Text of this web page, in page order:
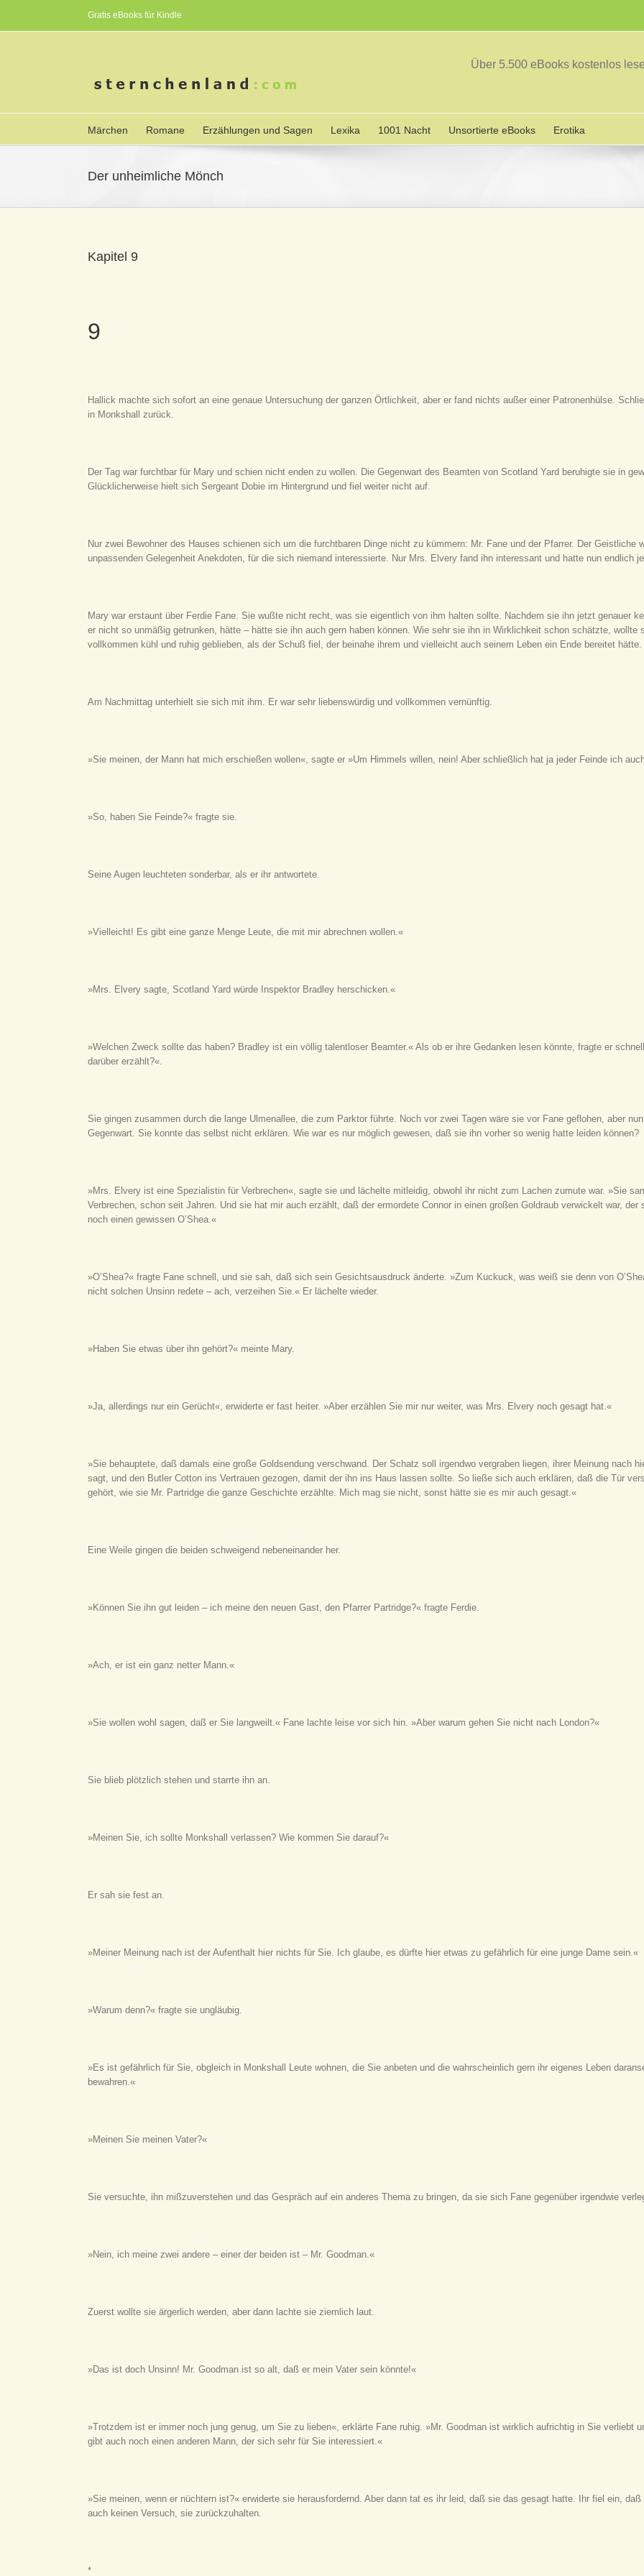
Gratis eBooks für Kindle
Über 5.500 eBooks kostenlos
Märchen Romane Erzählungen und Sagen Lexika 1001 Nacht Unsortierte eBooks Erotika
Der unheimliche Mönch
Kapitel 9
9
Hallick machte sich sofort an eine genaue Untersuchung der ganzen Örtlichkeit, aber er fand nichts außer einer Patronenhülse.
in Monkshall zurück.
Der Tag war furchtbar für Mary und schien nicht enden zu wollen. Die Gegenwart des Beamten von Scotland Yard beruhigte sie in
Glücklicherweise hielt sich Sergeant Dobie im Hintergrund und fiel weiter nicht auf.
Nur zwei Bewohner des Hauses schienen sich um die furchtbaren Dinge nicht zu kümmern: Mr. Fane und der Pfarrer. Der Geistliche
unpassenden Gelegenheit Anekdoten, für die sich niemand interessierte. Nur Mrs. Elvery fand ihn interessant und hatte nun endlich
Mary war erstaunt über Ferdie Fane. Sie wußte nicht recht, was sie eigentlich von ihm halten sollte. Nachdem sie ihn jetzt genauer
er nicht so unmäßig getrunken, hätte – hätte sie ihn auch gern haben können. Wie sehr sie ihn in Wirklichkeit schon schätzte,
vollkommen kühl und ruhig geblieben, als der Schuß fiel, der beinahe ihrem und vielleicht auch seinem Leben ein Ende bereitet hätte.
Am Nachmittag unterhielt sie sich mit ihm. Er war sehr liebenswürdig und vollkommen vernünftig.
»Sie meinen, der Mann hat mich erschießen wollen«, sagte er »Um Himmels willen, nein! Aber schließlich hat ja jeder Feinde ich
»So, haben Sie Feinde?« fragte sie.
Seine Augen leuchteten sonderbar, als er ihr antwortete.
»Vielleicht! Es gibt eine ganze Menge Leute, die mit mir abrechnen wollen.«
»Mrs. Elvery sagte, Scotland Yard würde Inspektor Bradley herschicken.«
»Welchen Zweck sollte das haben? Bradley ist ein völlig talentloser Beamter.« Als ob er ihre Gedanken lesen könnte, fragte er
darüber erzählt?«.
Sie gingen zusammen durch die lange Ulmenallee, die zum Parktor führte. Noch vor zwei Tagen wäre sie vor Fane geflohen, aber
Gegenwart. Sie konnte das selbst nicht erklären. Wie war es nur möglich gewesen, daß sie ihn vorher so wenig hatte leiden können?
»Mrs. Elvery ist eine Spezialistin für Verbrechen«, sagte sie und lächelte mitleidig, obwohl ihr nicht zum Lachen zumute war. »Sie
Verbrechen, schon seit Jahren. Und sie hat mir auch erzählt, daß der ermordete Connor in einen großen Goldraub verwickelt war,
noch einen gewissen O’Shea.«
»O’Shea?« fragte Fane schnell, und sie sah, daß sich sein Gesichtsausdruck änderte. »Zum Kuckuck, was weiß sie denn von
nicht solchen Unsinn redete – ach, verzeihen Sie.« Er lächelte wieder.
»Haben Sie etwas über ihn gehört?« meinte Mary.
»Ja, allerdings nur ein Gerücht«, erwiderte er fast heiter. »Aber erzählen Sie mir nur weiter, was Mrs. Elvery noch gesagt hat.«
»Sie behauptete, daß damals eine große Goldsendung verschwand. Der Schatz soll irgendwo vergraben liegen, ihrer Meinung nach
sagt, und den Butler Cotton ins Vertrauen gezogen, damit der ihn ins Haus lassen sollte. So ließe sich auch erklären, daß die Tür
gehört, wie sie Mr. Partridge die ganze Geschichte erzählte. Mich mag sie nicht, sonst hätte sie es mir auch gesagt.«
Eine Weile gingen die beiden schweigend nebeneinander her.
»Können Sie ihn gut leiden – ich meine den neuen Gast, den Pfarrer Partridge?« fragte Ferdie.
»Ach, er ist ein ganz netter Mann.«
»Sie wollen wohl sagen, daß er Sie langweilt.« Fane lachte leise vor sich hin. »Aber warum gehen Sie nicht nach London?«
Sie blieb plötzlich stehen und starrte ihn an.
»Meinen Sie, ich sollte Monkshall verlassen? Wie kommen Sie darauf?«
Er sah sie fest an.
»Meiner Meinung nach ist der Aufenthalt hier nichts für Sie. Ich glaube, es dürfte hier etwas zu gefährlich für eine junge Dame sein.«
»Warum denn?« fragte sie ungläubig.
»Es ist gefährlich für Sie, obgleich in Monkshall Leute wohnen, die Sie anbeten und die wahrscheinlich gern ihr eigenes Leben
bewahren.«
»Meinen Sie meinen Vater?«
Sie versuchte, ihn mißzuverstehen und das Gespräch auf ein anderes Thema zu bringen, da sie sich Fane gegenüber irgendwie
»Nein, ich meine zwei andere – einer der beiden ist – Mr. Goodman.«
Zuerst wollte sie ärgerlich werden, aber dann lachte sie ziemlich laut.
»Das ist doch Unsinn! Mr. Goodman ist so alt, daß er mein Vater sein könnte!«
»Trotzdem ist er immer noch jung genug, um Sie zu lieben«, erklärte Fane ruhig. »Mr. Goodman ist wirklich aufrichtig in Sie verliebt
gibt auch noch einen anderen Mann, der sich sehr für Sie interessiert.«
»Sie meinen, wenn er nüchtern ist?« erwiderte sie herausfordernd. Aber dann tat es ihr leid, daß sie das gesagt hatte. Ihr fiel ein,
auch keinen Versuch, sie zurückzuhalten.
*